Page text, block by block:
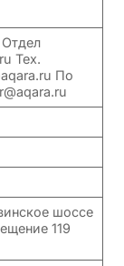
Тех.
По
шоссе
119